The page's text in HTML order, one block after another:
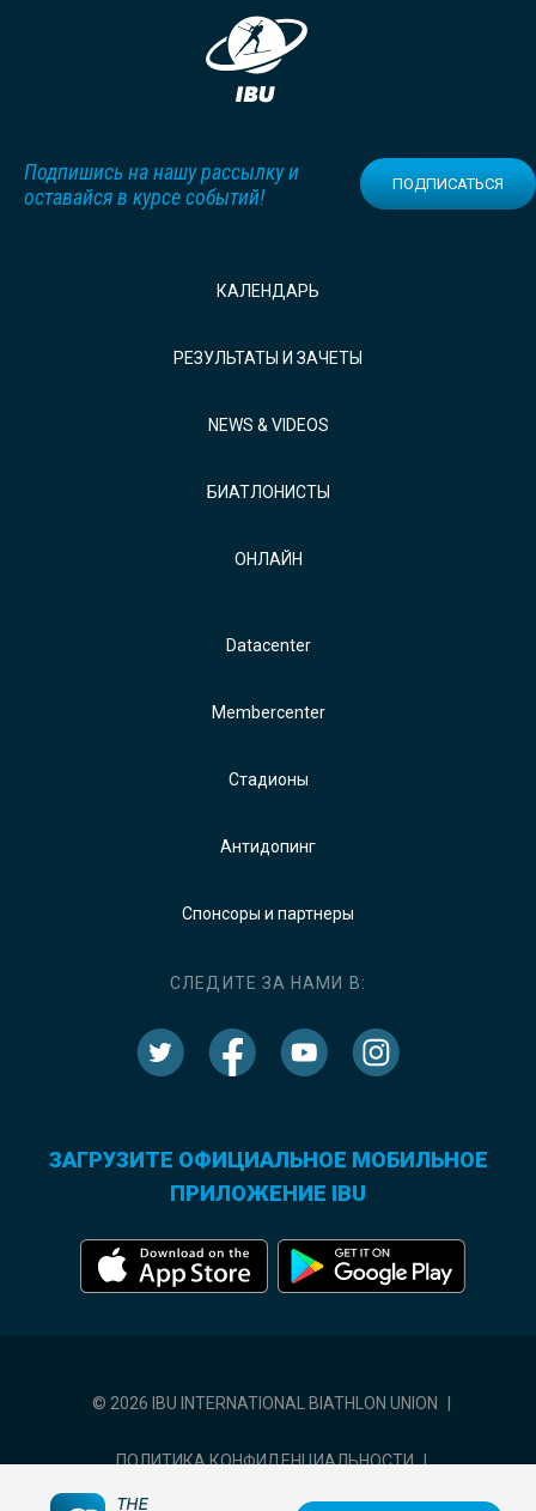
Подпишись на нашу рассылку и
оставайся в курсе событий!
ПОДПИСАТЬСЯ
КАЛЕНДАРЬ
РЕЗУЛЬТАТЫ И ЗАЧЕТЫ
NEWS & VIDEOS
БИАТЛОНИСТЫ
ОНЛАЙН
Datacenter
Membercenter
Стадионы
Антидопинг
Спонсоры и партнеры
СЛЕДИТЕ ЗА НАМИ В:
ЗАГРУЗИТЕ ОФИЦИАЛЬНОЕ МОБИЛЬНОЕ
ПРИЛОЖЕНИЕ IBU
© 2026 IBU INTERNATIONAL BIATHLON UNION
ПОЛИТИКА КОНФИДЕНЦИАЛЬНОСТИ |